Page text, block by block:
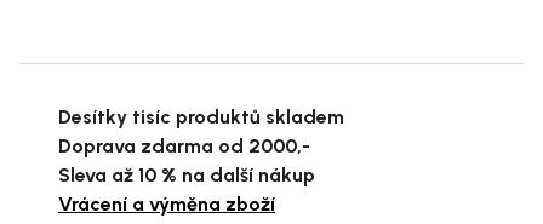
Desítky tisíc produktů skladem
Doprava zdarma od 2000,-
Sleva až 10 % na další nákup
Vrácení a výměna zboží